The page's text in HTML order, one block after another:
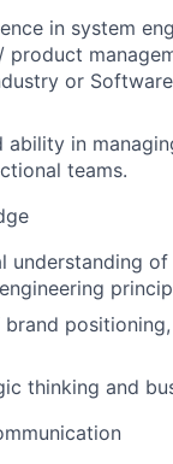
in system
product
or
ability in
teams.
understanding
thinking and